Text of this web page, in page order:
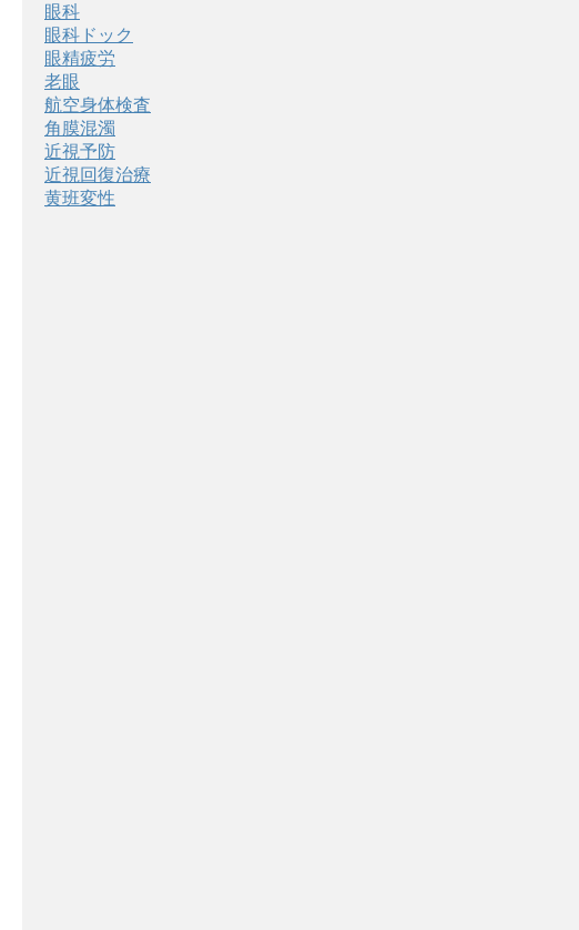
眼科
眼科ドック
眼精疲労
老眼
航空身体検査
角膜混濁
近視予防
近視回復治療
黄班変性